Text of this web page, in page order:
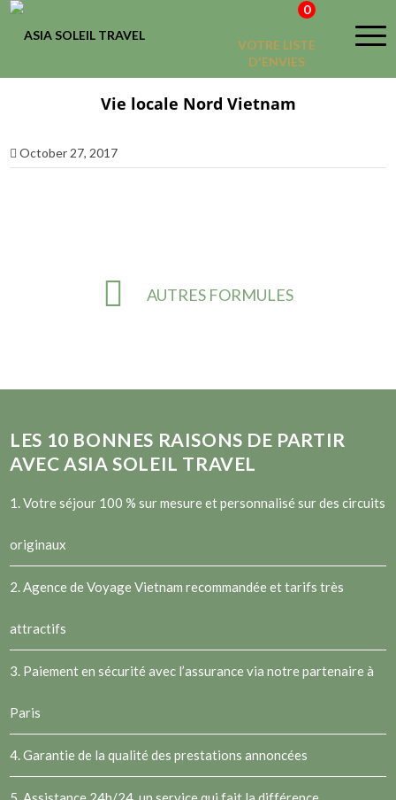
VOTRE LISTE
D'ENVIES
0
Vie locale Nord Vietnam
October 27, 2017
AUTRES FORMULES
LES 10 BONNES RAISONS DE PARTIR
AVEC ASIA SOLEIL TRAVEL
1. Votre séjour 100 % sur mesure et personnalisé sur des circuits
originaux
2.Agence de Voyage Vietnam recommandée et tarifs très
attractifs
3. Paiement en sécurité avec l’assurance via notre partenaire à
Paris
4. Garantie de la qualité des prestations annoncées